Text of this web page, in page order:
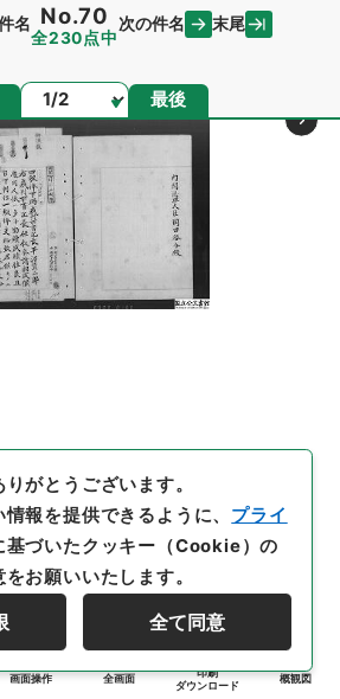
名 No.70
全230点中
次の件名 末尾
ページ 最後
画面操作 全画面
印刷
ダウンロード
概観図
がとうございます。
報を提供できるように、 プライ
基づいたクッキー（Cookie）の
お願いいたします。
全て同意